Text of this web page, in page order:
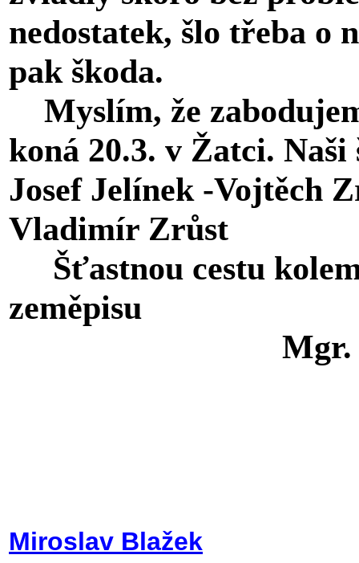
nedostatek, šlo třeba o
pak škoda.
Myslím, že
koná 20.3. v Žatci.
Josef Jelínek -Vojtěch
Vladimír Zrůst
Šťastnou cestu
zeměpisu
Mgr. M.
Miroslav Blažek